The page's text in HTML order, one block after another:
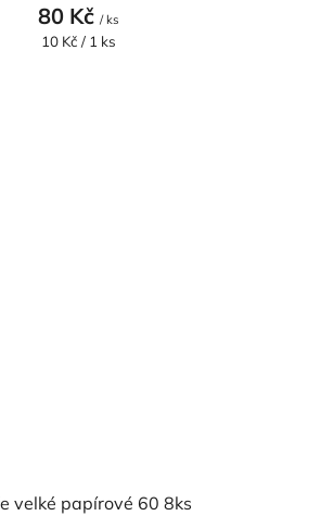
80 Kč / ks
Měrná
10 Kč / 1 ks
velké papírové 60 8ks